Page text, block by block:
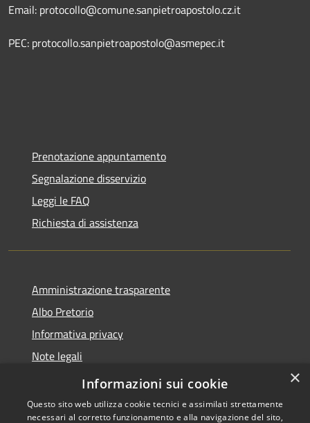
Email: protocollo@comune.sanpietroapostolo.cz.it
PEC: protocollo.sanpietroapostolo@asmepec.it
Prenotazione appuntamento
Segnalazione disservizio
Leggi le FAQ
Richiesta di assistenza
Amministrazione trasparente
Albo Pretorio
Informativa privacy
Note legali
Dichiarazione di accessibilità
×
Informazioni sui cookie
Questo sito web utilizza cookie tecnici e assimilati strettamente
necessari al corretto funzionamento e alla navigazione del sito,